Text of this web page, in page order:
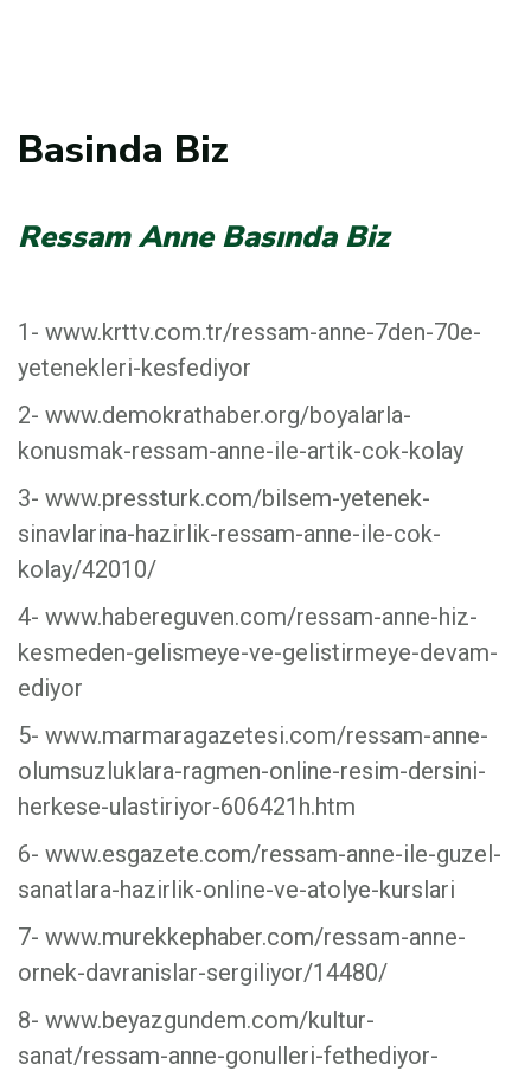
Basinda Biz
Ressam Anne Basında Biz
1- www.krttv.com.tr/ressam-anne-7den-70e-
yetenekleri-kesfediyor
2- www.demokrathaber.org/boyalarla-
konusmak-ressam-anne-ile-artik-cok-kolay
3- www.pressturk.com/bilsem-yetenek-
sinavlarina-hazirlik-ressam-anne-ile-cok-
kolay/42010/
4- www.habereguven.com/ressam-anne-hiz-
kesmeden-gelismeye-ve-gelistirmeye-devam-
ediyor
5- www.marmaragazetesi.com/ressam-anne-
olumsuzluklara-ragmen-online-resim-dersini-
herkese-ulastiriyor-606421h.htm
6- www.esgazete.com/ressam-anne-ile-guzel-
sanatlara-hazirlik-online-ve-atolye-kurslari
7- www.murekkephaber.com/ressam-anne-
ornek-davranislar-sergiliyor/14480/
8- www.beyazgundem.com/kultur-
sanat/ressam-anne-gonulleri-fethediyor-